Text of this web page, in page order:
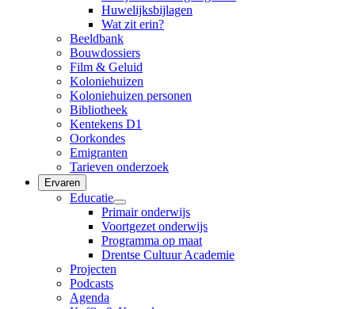
Huwelijksbijlagen
Wat zit erin?
Beeldbank
Bouwdossiers
Film & Geluid
Koloniehuizen
Koloniehuizen personen
Bibliotheek
Kentekens D1
Oorkondes
Emigranten
Tarieven onderzoek
Ervaren
Educatie
Primair onderwijs
Voortgezet onderwijs
Programma op maat
Drentse Cultuur Academie
Projecten
Podcasts
Agenda